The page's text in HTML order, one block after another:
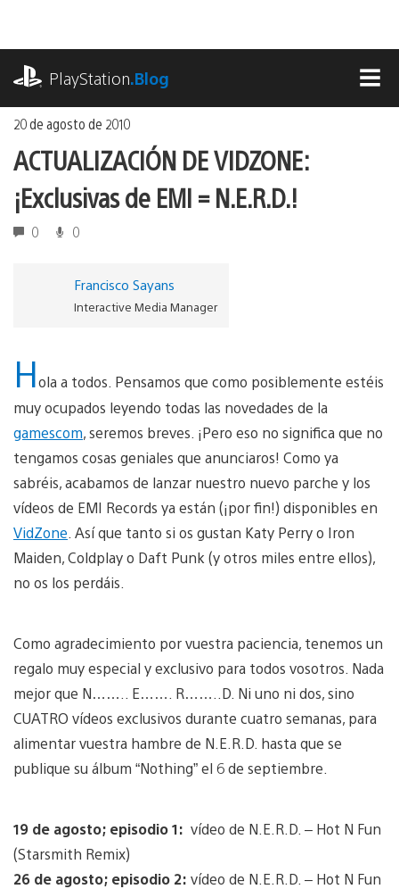
contenido
PlayStation.Blog
20 de agosto de 2010
ACTUALIZACIÓN DE VIDZONE:
¡Exclusivas de EMI = N.E.R.D.!
0 0
Francisco Sayans
Interactive Media Manager
Hola a todos. Pensamos que como posiblemente estéis
muy ocupados leyendo todas las novedades de la
gamescom, seremos breves. ¡Pero eso no significa que no
tengamos cosas geniales que anunciaros! Como ya
sabréis, acabamos de lanzar nuestro nuevo parche y los
vídeos de EMI Records ya están (¡por fin!) disponibles en
VidZone . Así que tanto si os gustan Katy Perry o Iron
Maiden, Coldplay o Daft Punk (y otros miles entre ellos),
no os los perdáis.
Como agradecimiento por vuestra paciencia, tenemos un
regalo muy especial y exclusivo para todos vosotros. Nada
mejor que N…….. E……. R……..D. Ni uno ni dos, sino
CUATRO vídeos exclusivos durante cuatro semanas, para
alimentar vuestra hambre de N.E.R.D. hasta que se
publique su álbum “Nothing” el 6 de septiembre.
19 de agosto; episodio 1: vídeo de N.E.R.D. – Hot N Fun
(Starsmith Remix)
26 de agosto; episodio 2: vídeo de N.E.R.D. – Hot N Fun